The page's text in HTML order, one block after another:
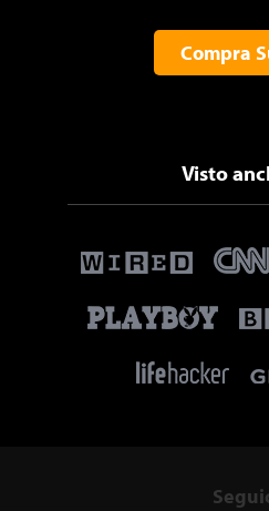
Compra
Visto